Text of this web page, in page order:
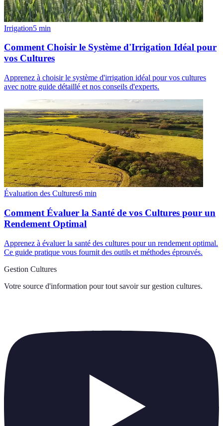
Irrigation5 min
Comment Choisir le Système d'Irrigation Idéal pour
vos Cultures
Apprenez à choisir le système d'irrigation idéal pour vos cultures
avec notre guide détaillé et nos conseils d'experts.
Évaluation des Cultures6 min
Comment Évaluer la Santé de vos Cultures pour un
Rendement Optimal
Apprenez à évaluer la santé des cultures pour un rendement optimal.
Ce guide pratique vous fournit des outils et méthodes éprouvés.
Gestion Cultures
Votre source d'information pour tout savoir sur gestion cultures.